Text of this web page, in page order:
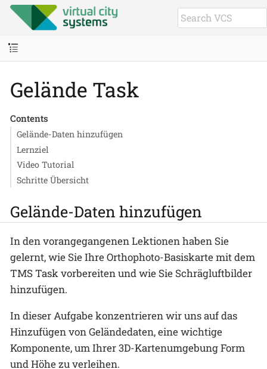
Gelände Task
Contents
Gelände-Daten hinzufügen
Lernziel
Video Tutorial
Schritte Übersicht
Gelände-Daten hinzufügen
In den vorangegangenen Lektionen haben Sie
gelernt, wie Sie Ihre Orthophoto-Basiskarte mit dem
TMS Task vorbereiten und wie Sie Schrägluftbilder
hinzufügen.
In dieser Aufgabe konzentrieren wir uns auf das
Hinzufügen von Geländedaten, eine wichtige
Komponente, um Ihrer 3D-Kartenumgebung Form
und Höhe zu verleihen.